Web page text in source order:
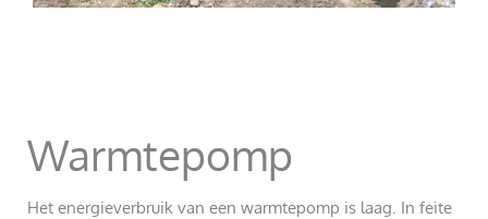
Warmtepomp
Het energieverbruik van een warmtepomp is laag. In feite